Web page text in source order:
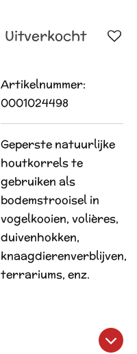
Uitverkocht
Artikelnummer:
0001024498
Geperste natuurlijke
houtkorrels te
gebruiken als
bodemstrooisel in
vogelkooien, volières,
duivenhokken,
knaagdierenverblijven,
terrariums, enz.